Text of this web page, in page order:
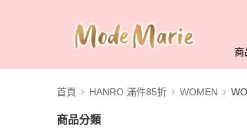
商
首頁 HANRO 滿件85折 WOMEN
商品分類